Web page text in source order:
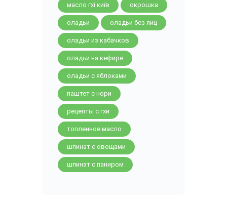
масло гхі київ окрошка
оладьи оладьи без яиц
оладьи из кабачков
оладьи на кефире
оладьи с яблоками
паштет с нори
рецепты с гхи
топленное масло
шпинат с овощами
шпинат с паниром